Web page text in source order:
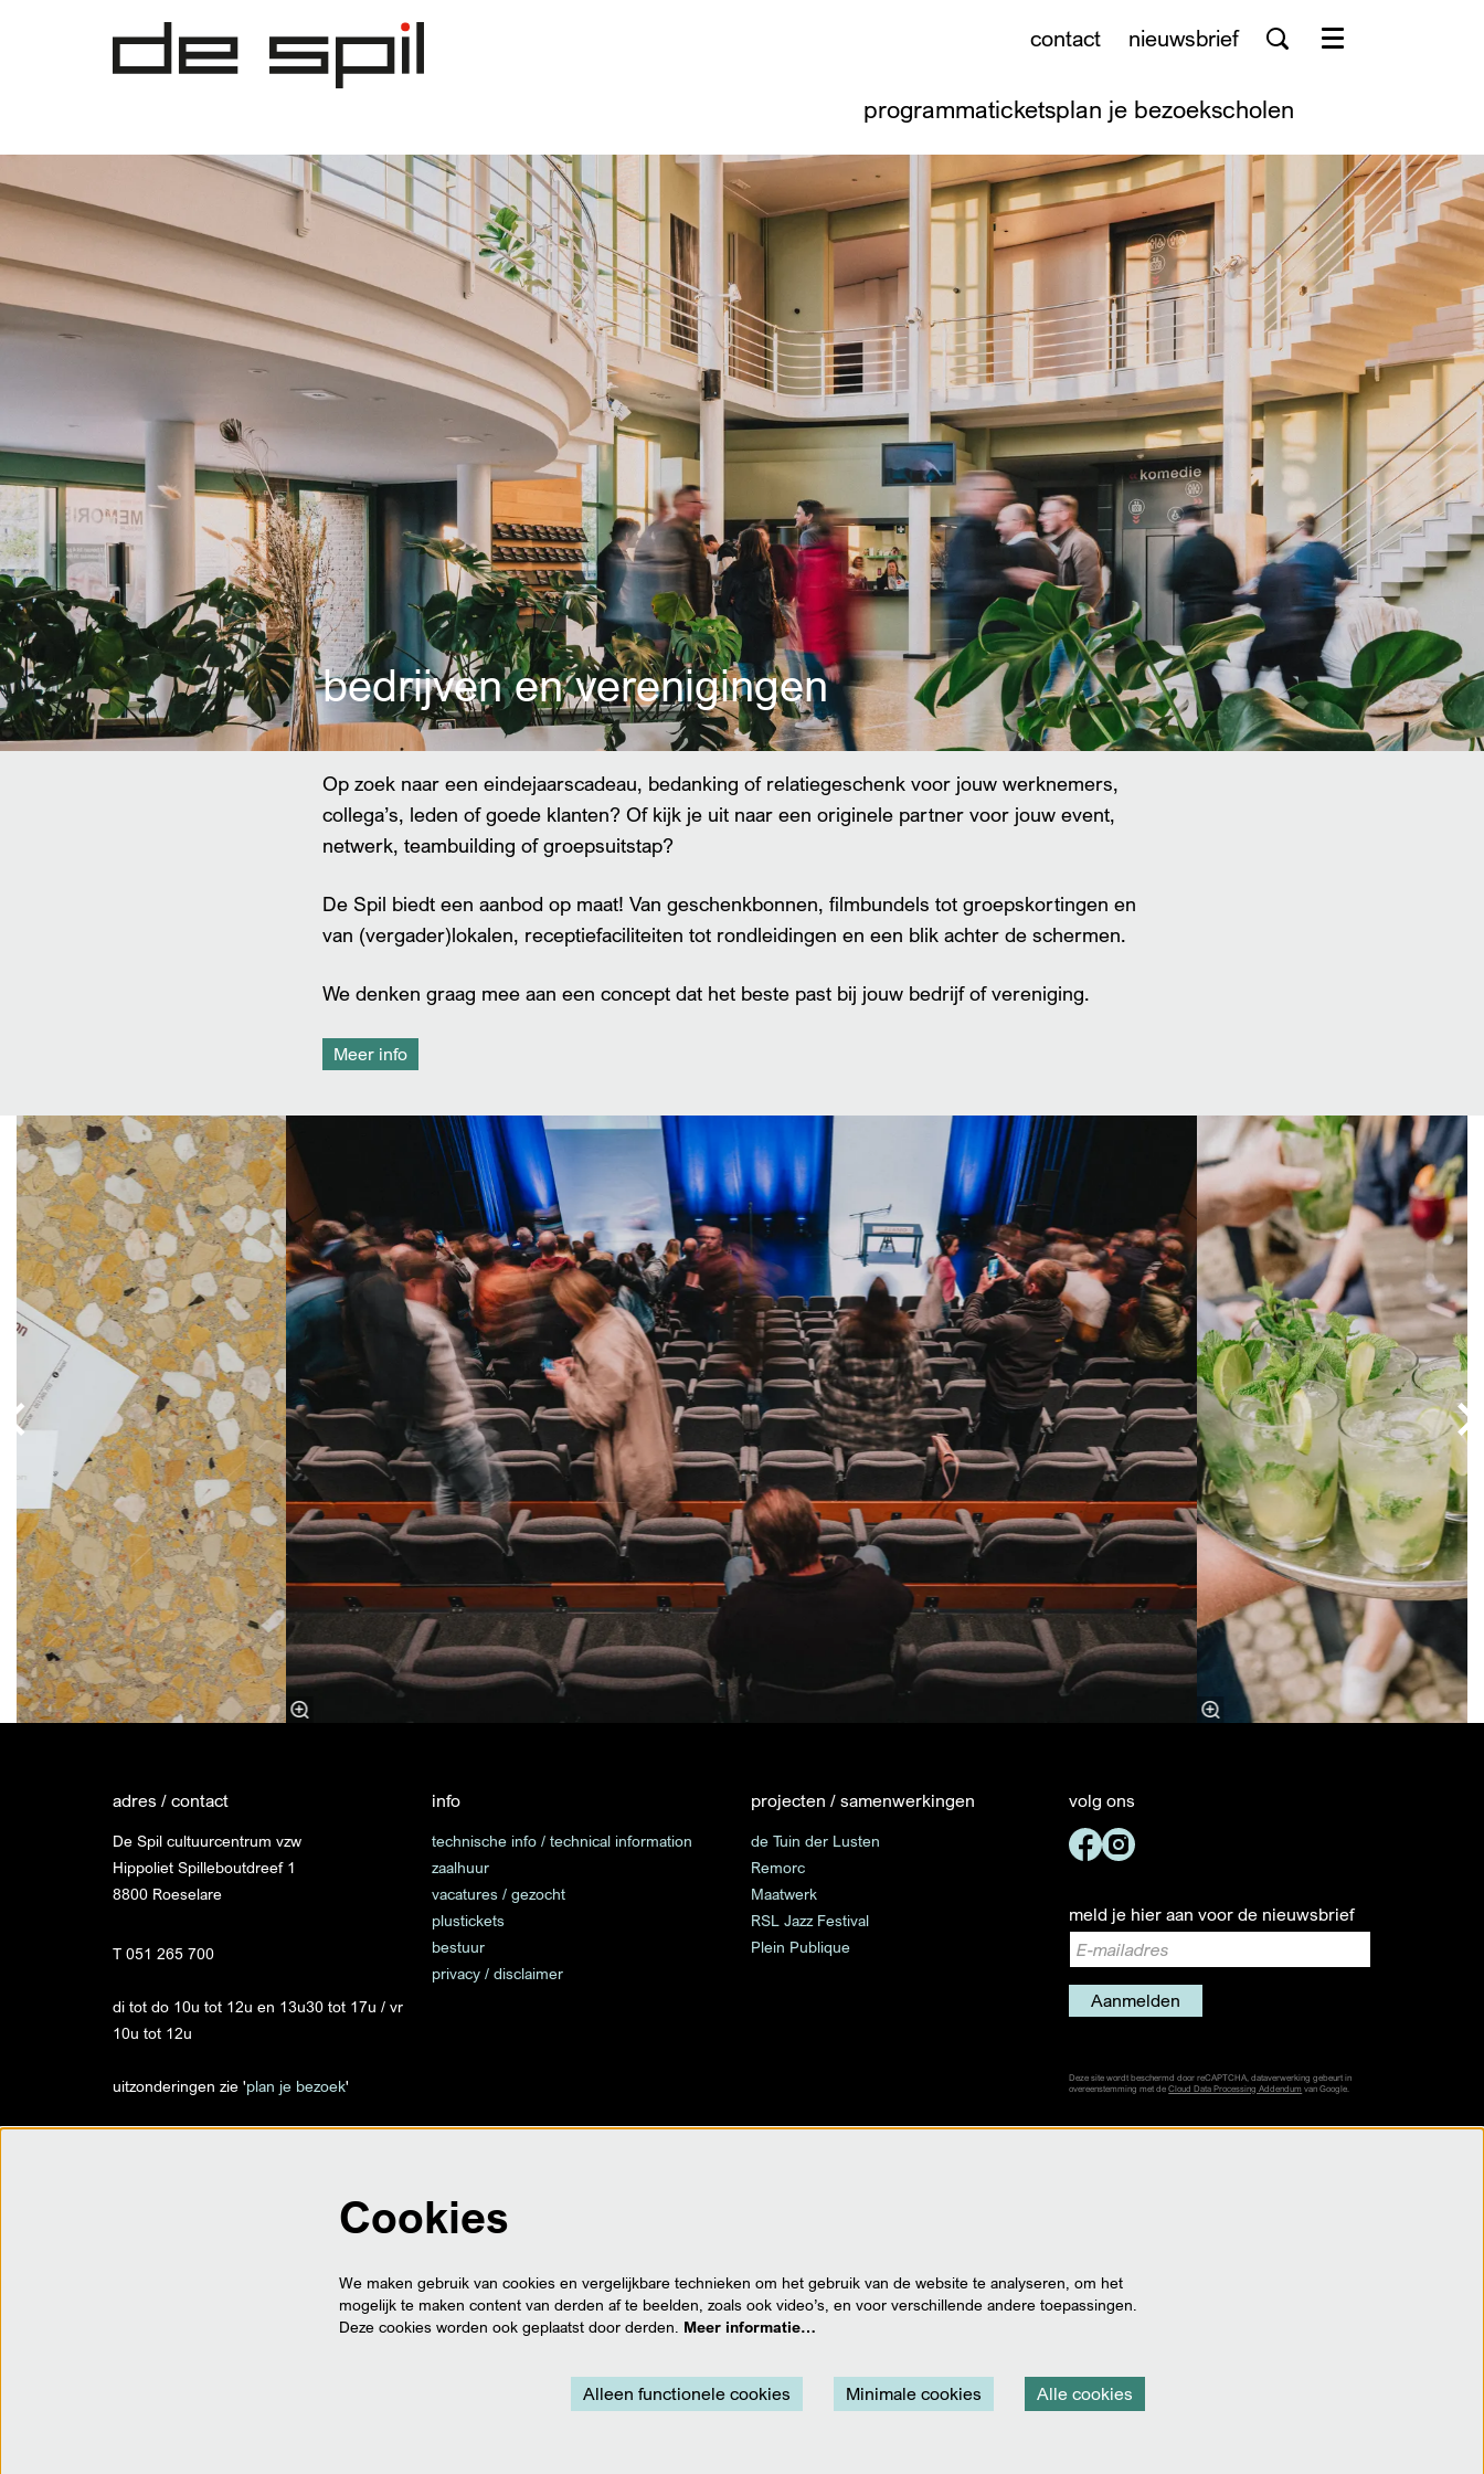
contact nieuwsbrief
programmaticketsplan je bezoekscholen
Menu
bedrijven en verenigingen
Op zoek naar een eindejaarscadeau, bedanking of relatiegeschenk voor jouw werknemers,
collega’s, leden of goede klanten? Of kijk je uit naar een originele partner voor jouw event,
netwerk, teambuilding of groepsuitstap?
De Spil biedt een aanbod op maat! Van geschenkbonnen, filmbundels tot groepskortingen en
van (vergader)lokalen, receptiefaciliteiten tot rondleidingen en een blik achter de schermen.
We denken graag mee aan een concept dat het beste past bij jouw bedrijf of vereniging.
Meer info
Overslaan
Inzoomen Inzoomen Inzoomen
adres / contact
De Spil cultuurcentrum vzw
Hippoliet Spilleboutdreef 1
8800 Roeselare
T 051 265 700
di tot do 10u tot 12u en 13u30 tot 17u / vr
10u tot 12u
uitzonderingen zie 'plan je bezoek'
Villa Vandewalle - Meensesteenweg 156 -
info
technische info / technical information
zaalhuur
vacatures / gezocht
plustickets
bestuur
privacy / disclaimer
projecten / samenwerkingen
de Tuin der Lusten
Remorc
Maatwerk
RSL Jazz Festival
Plein Publique
volg ons
meld je hier aan voor de nieuwsbrief
Aanmelden
Deze site wordt beschermd door reCAPTCHA, dataverwerking gebeurt in
overeenstemming met deCloud Data Processing Addendum van Google.
Cookies
We maken gebruik van cookies en vergelijkbare technieken om het gebruik van de website te analyseren, om het
mogelijk te maken content van derden af te beelden, zoals ook video’s, en voor verschillende andere toepassingen.
Deze cookies worden ook geplaatst door derden. Meer informatie…
Alleen functionele cookies Minimale cookies Alle cookies